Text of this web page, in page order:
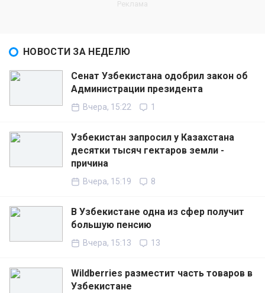
НОВОСТИ ЗА НЕДЕЛЮ
Сенат Узбекистана одобрил закон об
Администрации президента
Вчера, 15:22 1
Узбекистан запросил у Казахстана
десятки тысяч гектаров земли -
причина
Вчера, 15:19 8
В Узбекистане одна из сфер получит
большую пенсию
Вчера, 15:13 13
Wildberries разместит часть товаров в
Узбекистане